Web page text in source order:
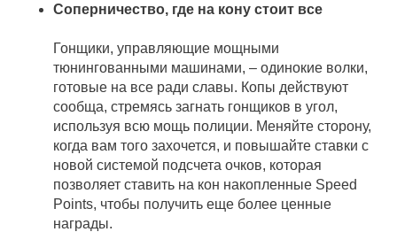
Соперничество, где на кону стоит все
Гонщики, управляющие мощными
тюнингованными машинами, – одинокие волки,
готовые на все ради славы. Копы действуют
сообща, стремясь загнать гонщиков в угол,
используя всю мощь полиции. Меняйте сторону,
когда вам того захочется, и повышайте ставки с
новой системой подсчета очков, которая
позволяет ставить на кон накопленные Speed
Points, чтобы получить еще более ценные
награды.